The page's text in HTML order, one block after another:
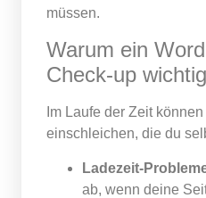
müssen.
Warum ein
Check-up
Im Laufe der Zeit
einschleichen, die du
Ladezeit-
ab, wenn deine